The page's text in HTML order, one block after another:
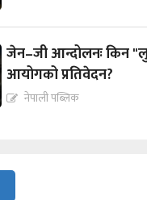
जेन–जी आन्दोलनः किन
आयोगको प्रतिवेदन?
नेपाली पब्लिक